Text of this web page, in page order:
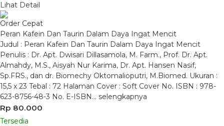
Lihat Detail
Order Cepat
Peran Kafein Dan Taurin Dalam Daya Ingat Mencit
Judul : Peran Kafein Dan Taurin Dalam Daya Ingat Mencit
Penulis : Dr. Apt. Dwisari Dillasamola, M. Farm., Prof. Dr. Apt.
Almahdy, M.S., Aisyah Nur Karima, Dr. Apt. Hansen Nasif,
Sp.FRS., dan dr. Biomechy Oktomalioputri, M.Biomed. Ukuran :
15,5 x 23 Tebal : 72 Halaman Cover : Soft Cover No. ISBN : 978-
623-8756-48-3 No. E-ISBN… selengkapnya
Rp 80.000
Tersedia